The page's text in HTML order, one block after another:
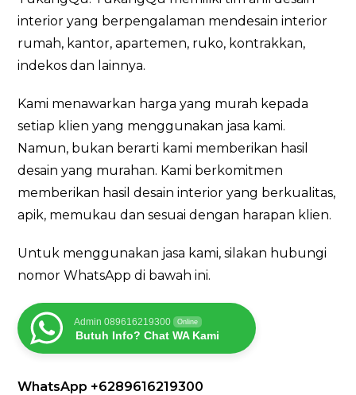
interior yang berpengalaman mendesain interior
rumah, kantor, apartemen, ruko, kontrakkan,
indekos dan lainnya.
Kami menawarkan harga yang murah kepada
setiap klien yang menggunakan jasa kami.
Namun, bukan berarti kami memberikan hasil
desain yang murahan. Kami berkomitmen
memberikan hasil desain interior yang berkualitas,
apik, memukau dan sesuai dengan harapan klien.
Untuk menggunakan jasa kami, silakan hubungi
nomor WhatsApp di bawah ini.
Admin 089616219300 Online
Butuh Info? Chat WA Kami
WhatsApp +6289616219300